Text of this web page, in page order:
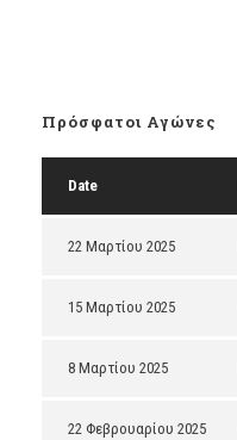
Πρόσφατοι Αγώνες
Date
22 Μαρτίου 2025
15 Μαρτίου 2025
8 Μαρτίου 2025
22 Φεβρουαρίου 2025